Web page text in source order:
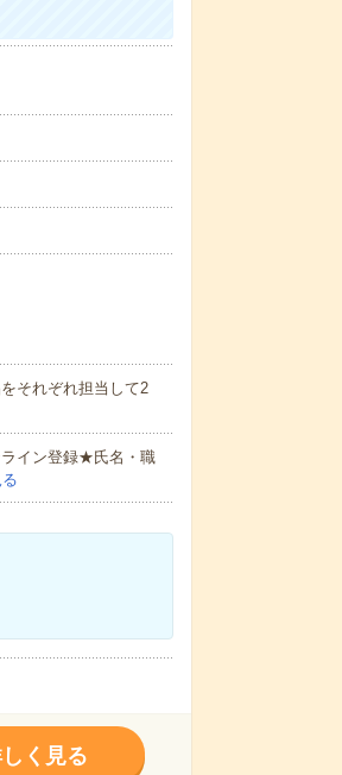
それぞれ担当して2
イン登録★氏名・職
く見る